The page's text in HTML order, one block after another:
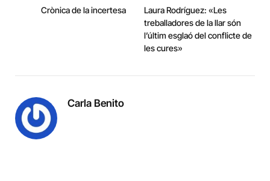
Crònica de la incertesa
Laura Rodríguez: «Les
treballadores de la llar són
l’últim esglaó del conflicte de
les cures»
Carla Benito